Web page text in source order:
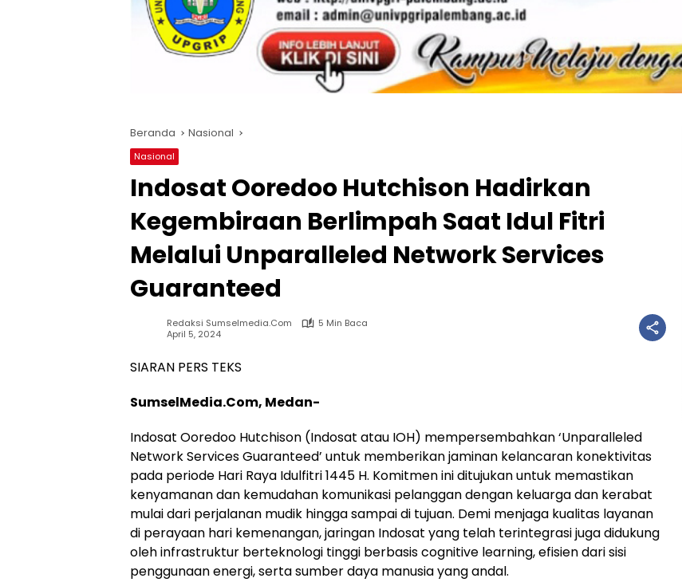
Beranda Nasional
Nasional
Indosat Ooredoo Hutchison Hadirkan
Kegembiraan Berlimpah Saat Idul Fitri
Melalui Unparalleled Network Services
Guaranteed
Redaksi Sumselmedia.com
5 Min Baca
April 5, 2024
SIARAN PERS TEKS
SumselMedia.Com, Medan-
Indosat Ooredoo Hutchison (Indosat atau IOH) mempersembahkan ‘Unparalleled
Network Services Guaranteed’ untuk memberikan jaminan kelancaran konektivitas
pada periode Hari Raya Idulfitri 1445 H. Komitmen ini ditujukan untuk memastikan
kenyamanan dan kemudahan komunikasi pelanggan dengan keluarga dan kerabat
mulai dari perjalanan mudik hingga sampai di tujuan. Demi menjaga kualitas layanan
di perayaan hari kemenangan, jaringan Indosat yang telah terintegrasi juga didukung
oleh infrastruktur berteknologi tinggi berbasis cognitive learning, efisien dari sisi
penggunaan energi, serta sumber daya manusia yang andal.